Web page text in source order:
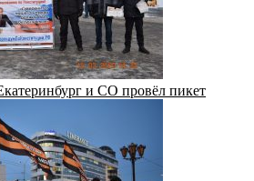
и СО провёл пикет